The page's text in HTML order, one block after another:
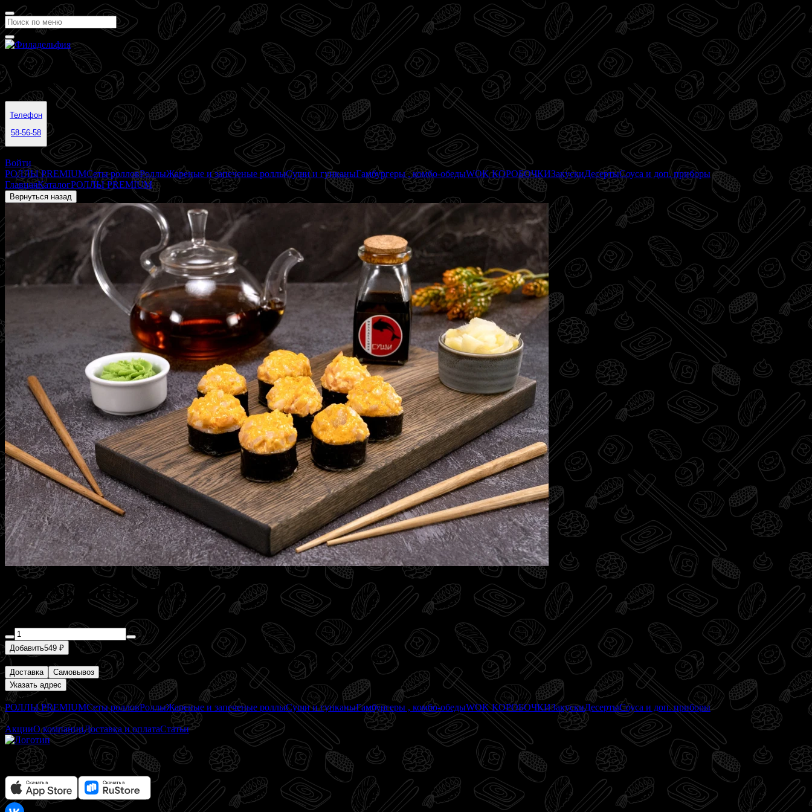
Время работы
10:00 - 23:00
Телефон
58-56-58
Войти
РОЛЛЫ PREMIUMСеты ролловРоллыЖареные и запеченые роллыСуши и гунканыГамбургеры , комбо-обедыWOK КОРОБОЧКИЗакускиДесертыСоуса и доп. приборы
ГлавнаяКаталогРОЛЛЫ PREMIUMТА-ТАКИ PREMIUM
Вернуться назад
ТА-ТАКИ PREMIUM
290 г
Добавить549 ₽
КРЕВЕТКА, НОРИ, ОГУРЧИК, РИС, СЛИВОЧНЫЙ СЫР, СОУС СПАЙСИ, ТИЛАПИЯ
Доставка
Самовывоз
Указать адрес
Меню
РОЛЛЫ PREMIUMСеты ролловРоллыЖареные и запеченые роллыСуши и гунканыГамбургеры , комбо-обедыWOK КОРОБОЧКИЗакускиДесертыСоуса и доп. приборы
О заведении
АкцииО компанииДоставка и оплатаСтатьи
Солнечная поляна, 26а